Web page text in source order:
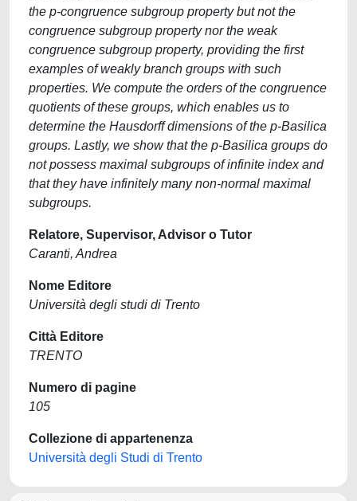
the p-congruence subgroup property but not the
congruence subgroup property nor the weak
congruence subgroup property, providing the first
examples of weakly branch groups with such
properties. We compute the orders of the congruence
quotients of these groups, which enables us to
determine the Hausdorff dimensions of the p-Basilica
groups. Lastly, we show that the p-Basilica groups do
not possess maximal subgroups of infinite index and
that they have infinitely many non-normal maximal
subgroups.
Relatore, Supervisor, Advisor o Tutor
Caranti, Andrea
Nome Editore
Università degli studi di Trento
Città Editore
TRENTO
Numero di pagine
105
Collezione di appartenenza
Università degli Studi di Trento